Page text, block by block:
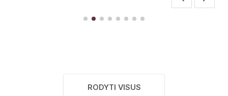
RODYTI VISUS